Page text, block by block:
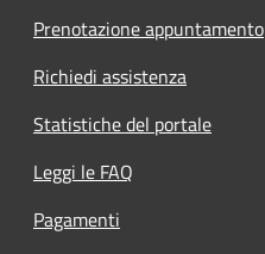
Prenotazione appuntamento
Richiedi assistenza
Statistiche del portale
Leggi le FAQ
Pagamenti